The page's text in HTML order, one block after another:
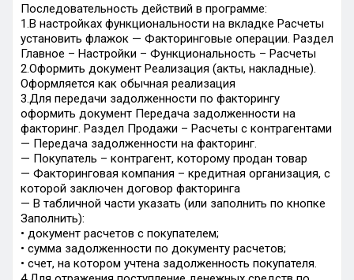
Последовательность действий в программе:
1.В настройках функциональности на вкладке Расчеты
установить флажок — Факторинговые операции. Раздел
Главное – Настройки – Функциональность – Расчеты
2.Оформить документ Реализация (акты, накладные).
Оформляется как обычная реализация
3.Для передачи задолженности по факторингу
оформить документ Передача задолженности на
факторинг. Раздел Продажи – Расчеты с контрагентами
— Передача задолженности на факторинг.
— Покупатель – контрагент, которому продан товар
— Факторинговая компания – кредитная организация, с
которой заключен договор факторинга
— В табличной части указать (или заполнить по кнопке
Заполнить):
• документ расчетов с покупателем;
• сумма задолженности по документу расчетов;
• счет, на котором учтена задолженность покупателя.